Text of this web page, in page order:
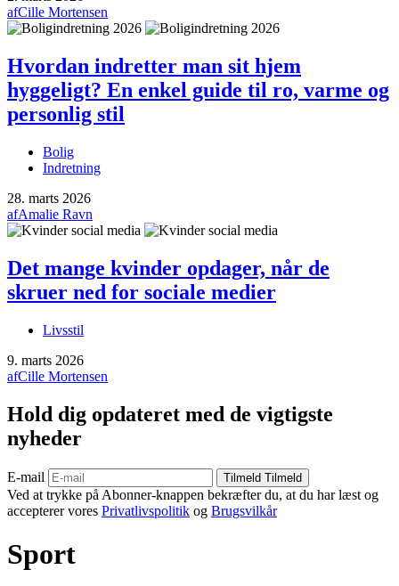
afCille Mortensen
Hvordan indretter man sit hjem
hyggeligt? En enkel guide til ro, varme og
personlig stil
Bolig
Indretning
28. marts 2026
afAmalie Ravn
Det mange kvinder opdager, når de
skruer ned for sociale medier
Livsstil
9. marts 2026
afCille Mortensen
Hold dig opdateret med de vigtigste
nyheder
E-mail Tilmeld Tilmeld
Ved at trykke på Abonner-knappen bekræfter du, at du har læst og
accepterer vores Privatlivspolitik og Brugsvilkår
Sport